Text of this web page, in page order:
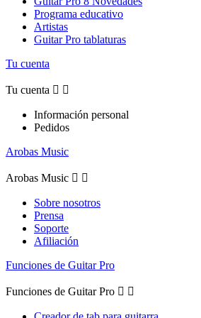
Programa educativo
Artistas
Guitar Pro tablaturas
Tu cuenta
Tu cuenta  
Información personal
Pedidos
Arobas Music
Arobas Music  
Sobre nosotros
Prensa
Soporte
Afiliación
Funciones de Guitar Pro
Funciones de Guitar Pro  